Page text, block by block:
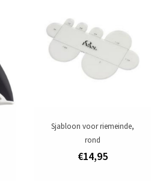
Toevoegen om te vergelijken
Sjabloon voor riemeinde,
rond
€14,95